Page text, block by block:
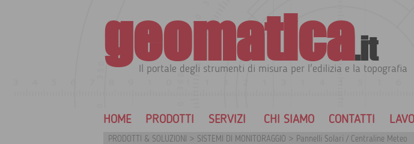
geomatica.it
Il portale degli strumenti di misura per l'edilizia e la topografia
HOME PRODOTTI SERVIZI CHI SIAMO CONTATTI
PRODOTTI & SOLUZIONI > SISTEMI DI MONITORAGGIO > Pannelli Solari / Centraline Meteo